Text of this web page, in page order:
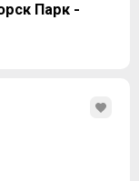
Парк -